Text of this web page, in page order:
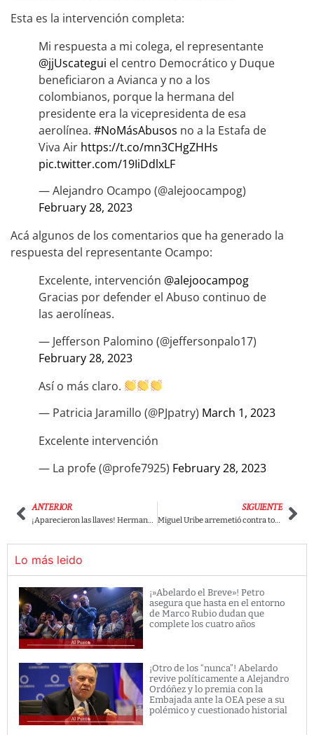
Esta es la intervención completa:
Mi respuesta a mi colega, el representante
@jjUscategui el centro Democrático y Duque
beneficiaron a Avianca y no a los
colombianos, porque la hermana del
presidente era la vicepresidenta de esa
aerolínea. #NoMásAbusos no a la Estafa de
Viva Air https://t.co/mn3CHgZHHs
pic.twitter.com/19IiDdlxLF
— Alejandro Ocampo (@alejoocampog)
February 28, 2023
Acá algunos de los comentarios que ha generado la
respuesta del representante Ocampo:
Excelente, intervención @alejoocampog
Gracias por defender el Abuso continuo de
las aerolíneas.
— Jefferson Palomino (@jeffersonpalo17)
February 28, 2023
Así o más claro.
— Patricia Jaramillo (@PJpatry) March 1, 2023
Excelente intervención
— La profe (@profe7925) February 28, 2023
ANTERIOR SIGUIENTE
Miguel Uribe arremetió contra todas las reformas del gobierno Petro
Lo más leido
¡»Abelardo el Breve»! Petro
asegura que hasta en el entorno
de Marco Rubio dudan que
complete los cuatro años
¡Otro de los “nunca”! Abelardo
revive políticamente a Alejandro
Ordóñez y lo premia con la
Embajada ante la OEA pese a su
polémico y cuestionado historial